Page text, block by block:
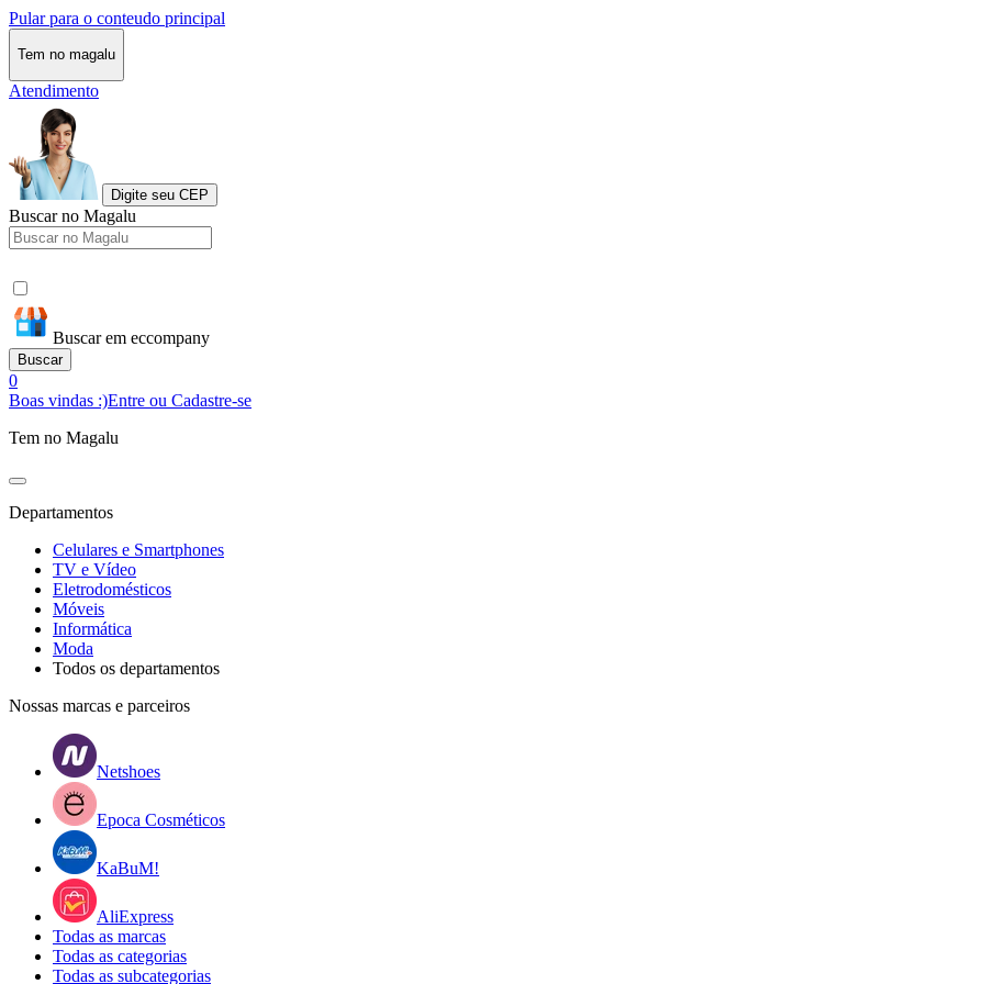
Pular para o conteudo principal
Tem no magalu
Atendimento
Digite seu CEP
Buscar no Magalu
Buscar em eccompany
Buscar
0
Boas vindas :)Entre ou Cadastre-se
Tem no Magalu
Departamentos
Celulares e Smartphones
TV e Vídeo
Eletrodomésticos
Móveis
Informática
Moda
Todos os departamentos
Nossas marcas e parceiros
Netshoes
Epoca Cosméticos
KaBuM!
AliExpress
Todas as marcas
Todas as categorias
Todas as subcategorias